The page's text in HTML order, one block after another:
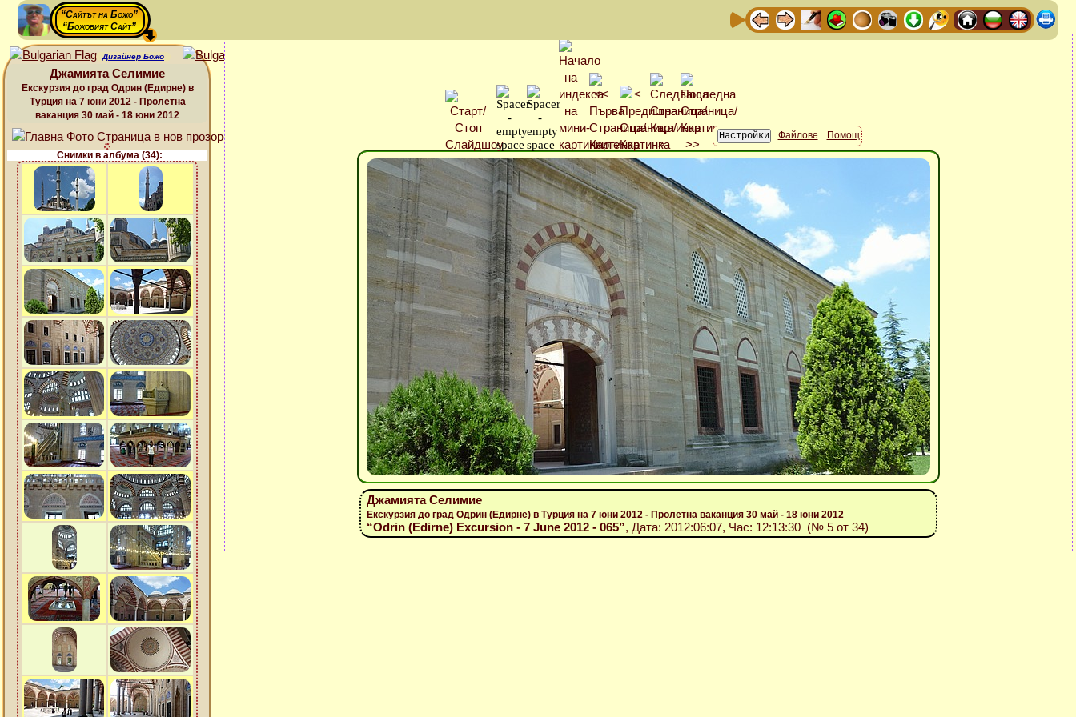
“Сайтът на Божо”
“Божовият Сайт”
Дизайнер Божо
Джамията Селимие
Екскурзия до град Одрин (Едирне) в
Турция на 7 юни 2012 - Пролетна
ваканция 30 май - 18 юни 2012
Снимки в албума (34):
Файлове Помощ
Джамията Селимие
Екскурзия до град Одрин (Едирне) в Турция на 7 юни 2012 - Пролетна ваканция 30 май - 18 юни 2012
“Odrin (Edirne) Excursion - 7 June 2012 - 065”, Дата: 2012:06:07, Час: 12:13:30 (№ 5 от 34)